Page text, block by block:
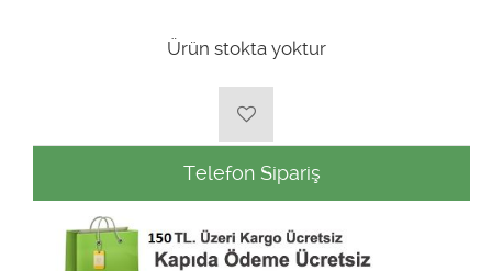
Ürün stokta yoktur
Telefon Sipariş